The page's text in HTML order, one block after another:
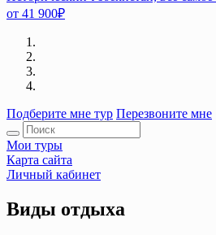
от 41 900₽
Подберите мне тур Перезвоните мне
Мои туры
Карта сайта
Личный кабинет
Виды отдыха